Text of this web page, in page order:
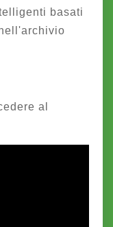
basati
al